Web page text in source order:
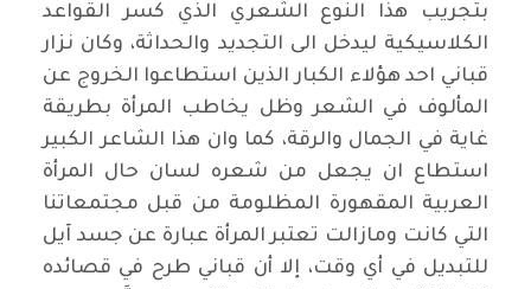
بتجريب هذا النوع الشعري الذي كسر القواعد
الكلاسيكية ليدخل الى التجديد والحداثة، وكان نزار
قباني احد هؤلاء الكبار الذين استطاعوا الخروج عن
المألوف في الشعر وظل يخاطب المرأة بطريقة
غاية في الجمال والرقة، كما وان هذا الشاعر الكبير
استطاع ان يجعل من شعره لسان حال المرأة
العربية المقهورة المظلومة من قبل مجتمعاتنا
التي كانت ومازالت تعتبر المرأة عبارة عن جسد آيل
للتبديل في أي وقت، إلا أن قباني طرح في قصائده